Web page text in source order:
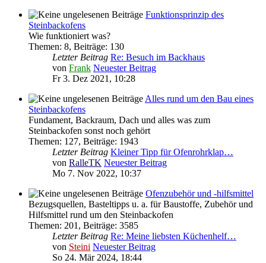
Funktionsprinzip des
Steinbackofens
Wie funktioniert was?
Themen: 8, Beiträge: 130
Letzter Beitrag Re: Besuch im Backhaus
von Frank Neuester Beitrag
Fr 3. Dez 2021, 10:28
Alles rund um den Bau eines
Steinbackofens
Fundament, Backraum, Dach und alles was zum
Steinbackofen sonst noch gehört
Themen: 127, Beiträge: 1943
Letzter Beitrag Kleiner Tipp für Ofenrohrklap…
von RalleTK Neuester Beitrag
Mo 7. Nov 2022, 10:37
Ofenzubehör und -hilfsmittel
Bezugsquellen, Basteltipps u. a. für Baustoffe, Zubehör und
Hilfsmittel rund um den Steinbackofen
Themen: 201 , Beiträge: 3585
Letzter Beitrag Re: Meine liebsten Küchenhelf…
von Steini Neuester Beitrag
So 24. Mär 2024, 18:44